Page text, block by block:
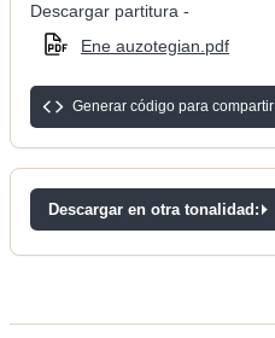
Descargar partitura -
Ene auzotegian.pdf
Generar código para compartir
Descargar en otra tonalidad: